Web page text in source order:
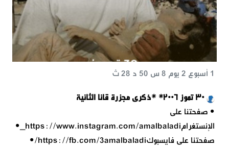
٣٠ تموز ٢٠٠٦* *ذكرى مجزرة قانا الثانية
1 أسبوع 2 يوم 8 س 50 د 28 ث
• صفحتنا على
الإنستغرام‏https://www.instagram.com/amalbaladi_•
صفحتنا على فايسبوك‏https://fb.com/3amalbaladi/•